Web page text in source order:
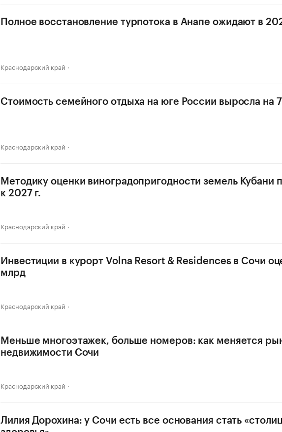
Полное восстановление турпотока в Анапе ожидают в
Краснодарский край
Стоимость семейного отдыха на юге России выросла на
Краснодарский край
Методику оценки виноградопригодности земель Кубани
к 2027 г.
Краснодарский край
Инвестиции в курорт Volna Resort & Residences в Сочи
млрд
Краснодарский край
Меньше многоэтажек, больше номеров: как меняется
недвижимости Сочи
Краснодарский край
Лилия Дорохина: у Сочи есть все основания стать